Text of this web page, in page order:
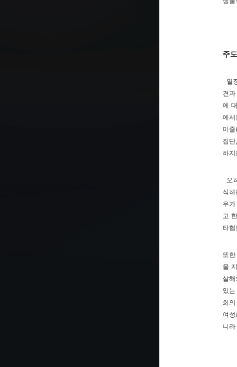
주
열
견
에
에서
미
집
하지
오
식
우
고
타
또
을
살해
있
회
여
니